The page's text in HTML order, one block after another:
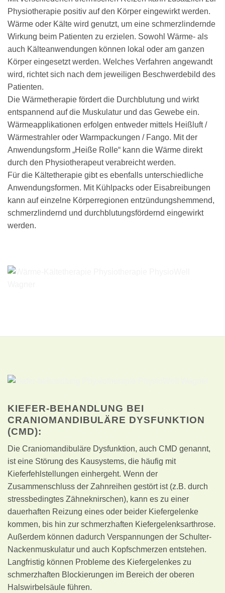
Physiotherapie positiv auf den Körper eingewirkt werden.
Wärme oder Kälte wird genutzt, um eine schmerzlindernde
Wirkung beim Patienten zu erzielen. Sowohl Wärme- als
auch Kälteanwendungen können lokal oder am ganzen
Körper eingesetzt werden. Welches Verfahren angewandt
wird, richtet sich nach dem jeweiligen Beschwerdebild des
Patienten.
Die Wärmetherapie fördert die Durchblutung und wirkt
entspannend auf die Muskulatur und das Gewebe ein.
Wärmeapplikationen erfolgen entweder mittels Heißluft /
Wärmestrahler oder Warmpackungen / Fango. Mit der
Anwendungsform „Heiße Rolle“ kann die Wärme direkt
durch den Physiotherapeut verabreicht werden.
Für die Kältetherapie gibt es ebenfalls unterschiedliche
Anwendungsformen. Mit Kühlpacks oder Eisabreibungen
kann auf einzelne Körperregionen entzündungshemmend,
schmerzlindernd und durchblutungsfördernd eingewirkt
werden.
KIEFER-BEHANDLUNG BEI
CRANIOMANDIBULÄRE DYSFUNKTION
(CMD):
Die Craniomandibuläre Dysfunktion, auch CMD genannt,
ist eine Störung des Kausystems, die häufig mit
Kieferfehlstellungen einhergeht. Wenn der
Zusammenschluss der Zahnreihen gestört ist (z.B. durch
stressbedingtes Zähneknirschen), kann es zu einer
dauerhaften Reizung eines oder beider Kiefergelenke
kommen, bis hin zur schmerzhaften Kiefergelenksarthrose.
Außerdem können dadurch Verspannungen der Schulter-
Nackenmuskulatur und auch Kopfschmerzen entstehen.
Langfristig können Probleme des Kiefergelenkes zu
schmerzhaften Blockierungen im Bereich der oberen
Halswirbelsäule führen.